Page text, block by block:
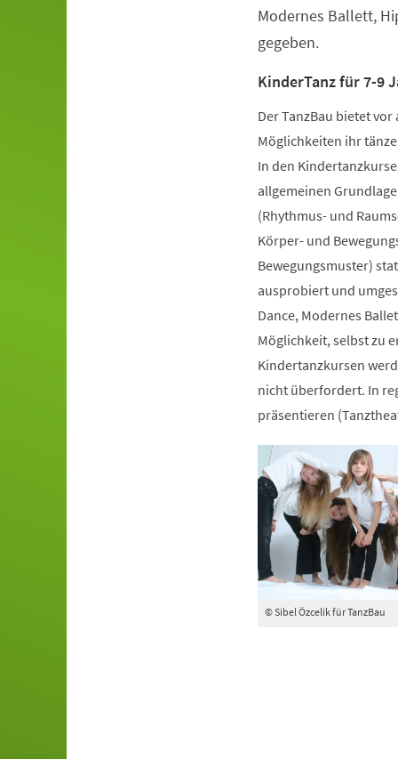
Modernes Ballett,
gegeben.
KinderTanz für 7-9
Der TanzBau bietet
Möglichkeiten ihr
In den
allgemeinen
(Rhythmus- und
Körper- und
Bewegungsmuster)
ausprobiert und
Dance, Modernes
Möglichkeit, selbst zu
Kindertanzkursen
nicht überfordert. In
präsentieren
© Sibel Özcelik für TanzBau